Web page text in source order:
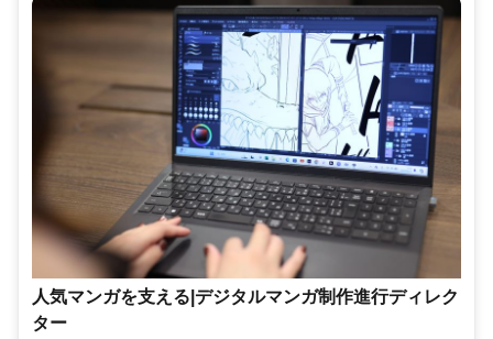
人気マンガを支える|デジタルマンガ制作進行ディレク
ター